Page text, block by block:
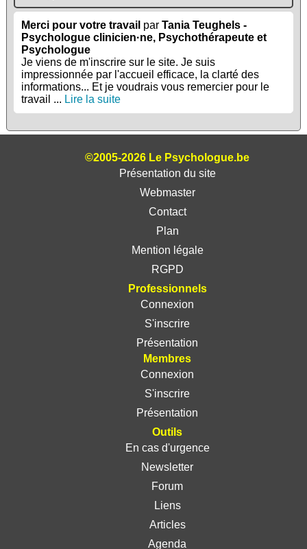
Merci pour votre travail parTania Teughels -
Psychologue clinicien·ne, Psychothérapeute et
Psychologue
Je viens de m'inscrire sur le site. Je suis
impressionnée par l'accueil efficace, la clarté des
informations... Et je voudrais vous remercier pour le
travail ... Lire la suite
©2005-2026 Le Psychologue.be
Présentation du site
Webmaster
Contact
Plan
Mention légale
RGPD
Professionnels
Connexion
S'inscrire
Présentation
Membres
Connexion
S'inscrire
Présentation
Outils
En cas d'urgence
Newsletter
Forum
Liens
Articles
Agenda